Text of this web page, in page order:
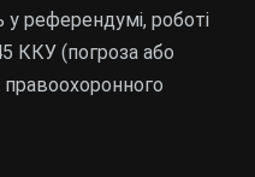
у референдумі, роботі
ККУ (погроза або